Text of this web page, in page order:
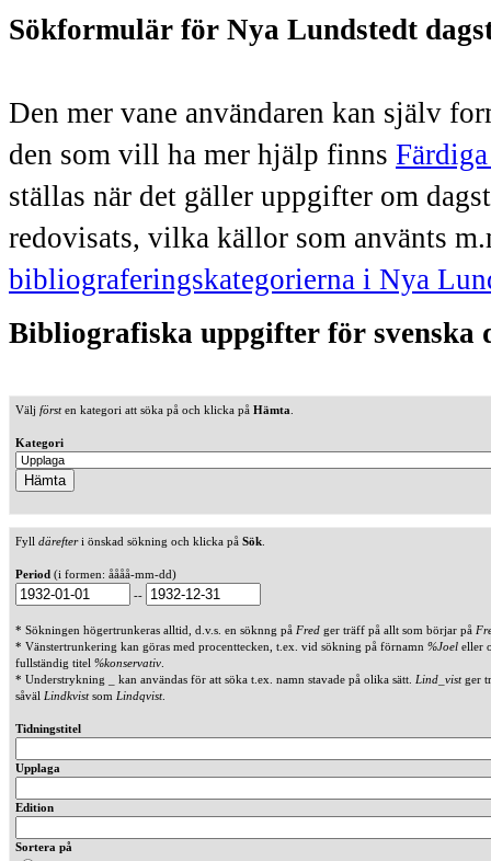
Sökformulär för Nya Lundstedt
Den mer vane användaren kan själv
den som vill ha mer hjälp finns
ställas när det gäller uppgifter om
redovisats, vilka källor som använts
bibliograferingskategorierna i Nya
Bibliografiska uppgifter för svenska
Välj försten kategori att söka på och klicka på Hämta
Kategori
Fyll därefteri önskad sökning och klicka på Sök
Period (i formen: åååå-mm-dd)
--
* Sökningen högertrunkeras alltid, d.v.s. en söknng på Fred ger träff på allt som börjar på
* Vänstertrunkering kan göras med procenttecken, t.ex. vid sökning på förnamn %Joel eller
fullständig titel %konservativ
* Understrykning _ kan användas för att söka t.ex. namn stavade på olika sätt. Lind_vistger
såväl Lindkvistsom Lindqvist.
Tidningstitel
Upplaga
Edition
Sortera på